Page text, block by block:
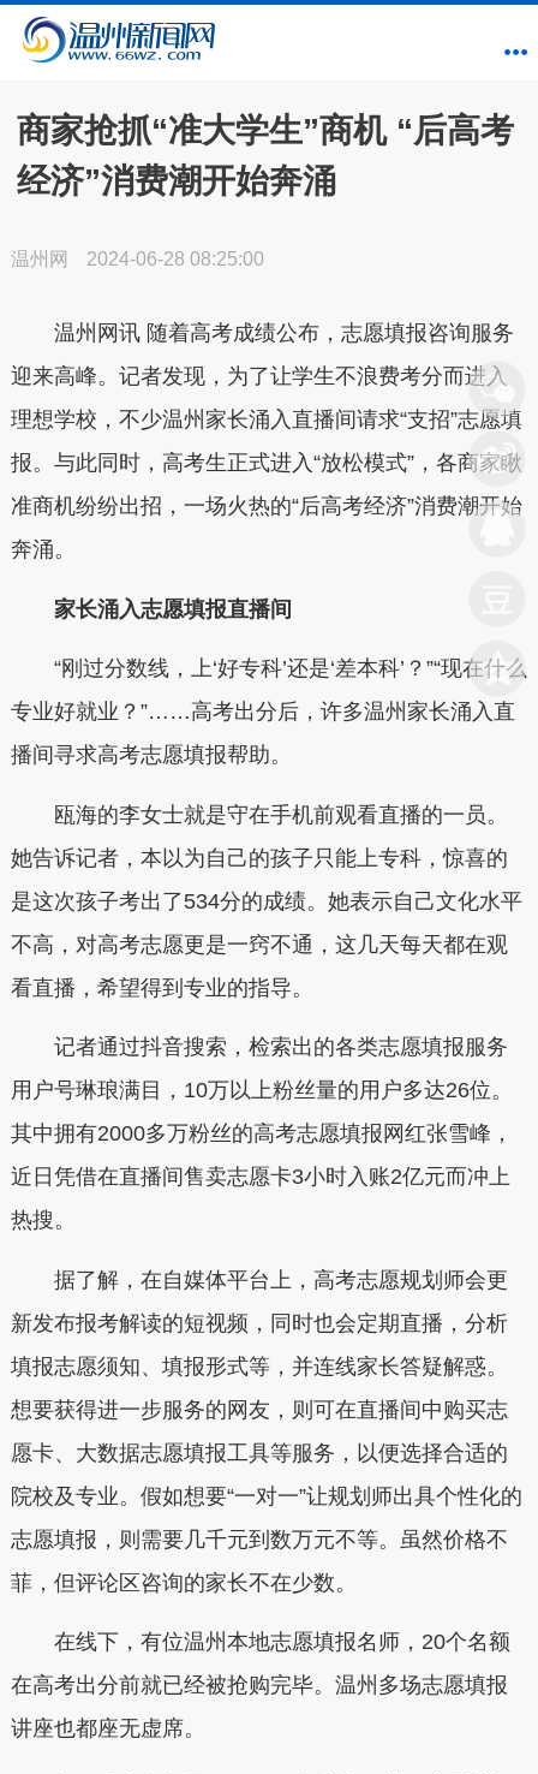
商家抢抓“准大学生”商机 “后高考
经济”消费潮开始奔涌
温州网 2024-06-28 08:25:00
温州网讯 随着高考成绩公布，志愿填报咨询服务
迎来高峰。记者发现，为了让学生不浪费考分而进入
理想学校，不少温州家长涌入直播间请求“支招”志愿填
报。与此同时，高考生正式进入“放松模式”，各商家瞅
准商机纷纷出招，一场火热的“后高考经济”消费潮开始
奔涌。
家长涌入志愿填报直播间
“刚过分数线，上‘好专科’还是‘差本科’？”“现在什么
专业好就业？”……高考出分后，许多温州家长涌入直
播间寻求高考志愿填报帮助。
瓯海的李女士就是守在手机前观看直播的一员。
她告诉记者，本以为自己的孩子只能上专科，惊喜的
是这次孩子考出了534分的成绩。她表示自己文化水平
不高，对高考志愿更是一窍不通，这几天每天都在观
看直播，希望得到专业的指导。
记者通过抖音搜索，检索出的各类志愿填报服务
用户号琳琅满目，10万以上粉丝量的用户多达26位。
其中拥有2000多万粉丝的高考志愿填报网红张雪峰，
近日凭借在直播间售卖志愿卡3小时入账2亿元而冲上
热搜。
据了解，在自媒体平台上，高考志愿规划师会更
新发布报考解读的短视频，同时也会定期直播，分析
填报志愿须知、填报形式等，并连线家长答疑解惑。
想要获得进一步服务的网友，则可在直播间中购买志
愿卡、大数据志愿填报工具等服务，以便选择合适的
院校及专业。假如想要“一对一”让规划师出具个性化的
志愿填报，则需要几千元到数万元不等。虽然价格不
菲，但评论区咨询的家长不在少数。
在线下，有位温州本地志愿填报名师，20个名额
在高考出分前就已经被抢购完毕。温州多场志愿填报
讲座也都座无虚席。